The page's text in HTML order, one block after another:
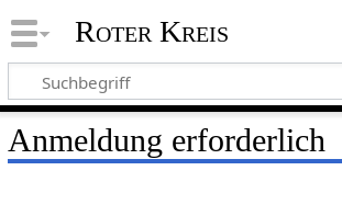
Roter Kreis
Anmeldung erforderlich